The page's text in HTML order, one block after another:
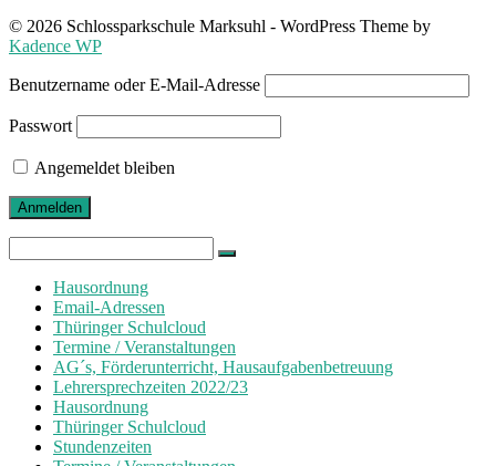
© 2026 Schlossparkschule Marksuhl - WordPress Theme by
Kadence WP
Benutzername oder E-Mail-Adresse
Passwort
Angemeldet bleiben
for:
Hausordnung
Email-Adressen
Thüringer Schulcloud
Termine / Veranstaltungen
AG´s, Förderunterricht, Hausaufgabenbetreuung
Lehrersprechzeiten 2022/23
Hausordnung
Thüringer Schulcloud
Stundenzeiten